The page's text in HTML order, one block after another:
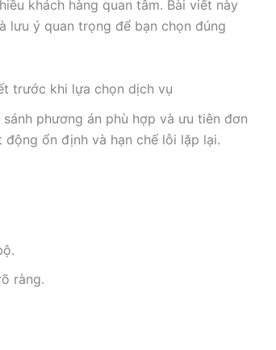
khách hàng quan tâm. Bài viết này
lưu ý quan trọng để bạn chọn đúng
trước khi lựa chọn dịch vụ
phương án phù hợp và ưu tiên đơn
ổn định và hạn chế lỗi lặp lại.
ràng.